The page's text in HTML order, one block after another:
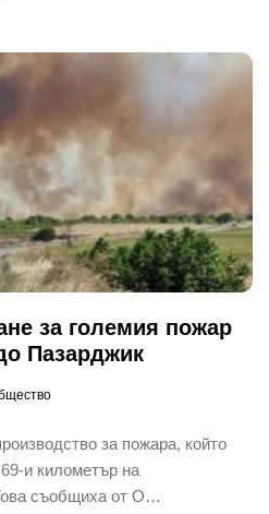
за големия пожар
Пазарджик
за пожара, който
и километър на
съобщиха от О…